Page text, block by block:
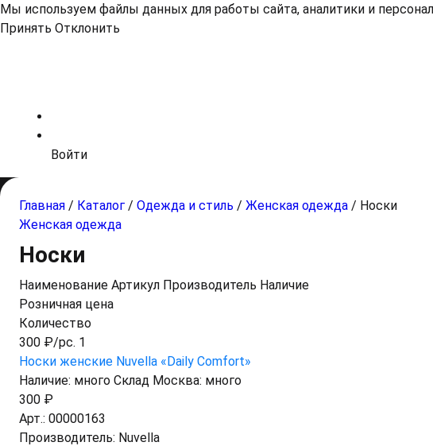
Мы используем файлы данных для работы сайта, аналитики и
Принять Отклонить
Войти
Главная / Каталог / Одежда и стиль / Женская одежда / Носки
Женская одежда
Носки
Наименование Артикул Производитель Наличие
Розничная цена
Количество
300 ₽/pc. 1
Носки женские Nuvella «Daily Comfort»
Наличие: много Склад Москва: много
300 ₽
Арт.: 00000163
Производитель: Nuvella